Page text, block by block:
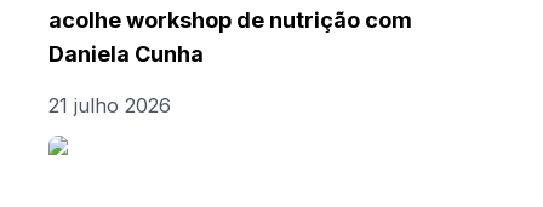
acolhe workshop de nutrição com
Daniela Cunha
21 julho 2026